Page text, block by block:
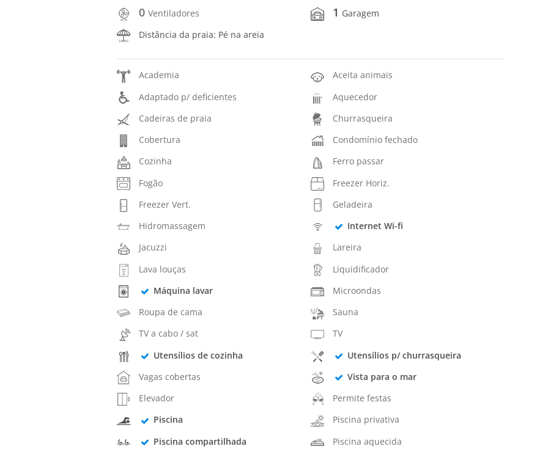
0Ventiladores 1 Garagem
Distância da praia: Pé na areia
Academia
Aceita animais
Adaptado p/ deficientes
Aquecedor
Cadeiras de praia
Churrasqueira
Cobertura
Condomínio fechado
Cozinha
Ferro passar
Fogão
Freezer Horiz.
Freezer Vert.
Geladeira
Hidromassagem
Internet Wi-fi
Jacuzzi
Lareira
Lava louças
Liquidificador
Máquina lavar
Microondas
Roupa de cama
Sauna
TV a cabo / sat
TV
Utensílios de cozinha
Utensílios p/ churrasqueira
Vagas cobertas
Vista para o mar
Elevador
Permite festas
Piscina
Piscina privativa
Piscina compartilhada
Piscina aquecida